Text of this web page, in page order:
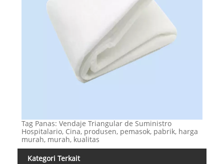
Tag Panas: Vendaje Triangular de Suministro
Hospitalario, Cina, produsen, pemasok, pabrik, harga
murah, murah, kualitas
Kategori Terkait